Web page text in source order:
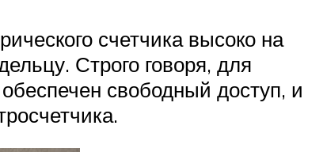
счетчика высоко на
Строго говоря, для
свободный доступ, и